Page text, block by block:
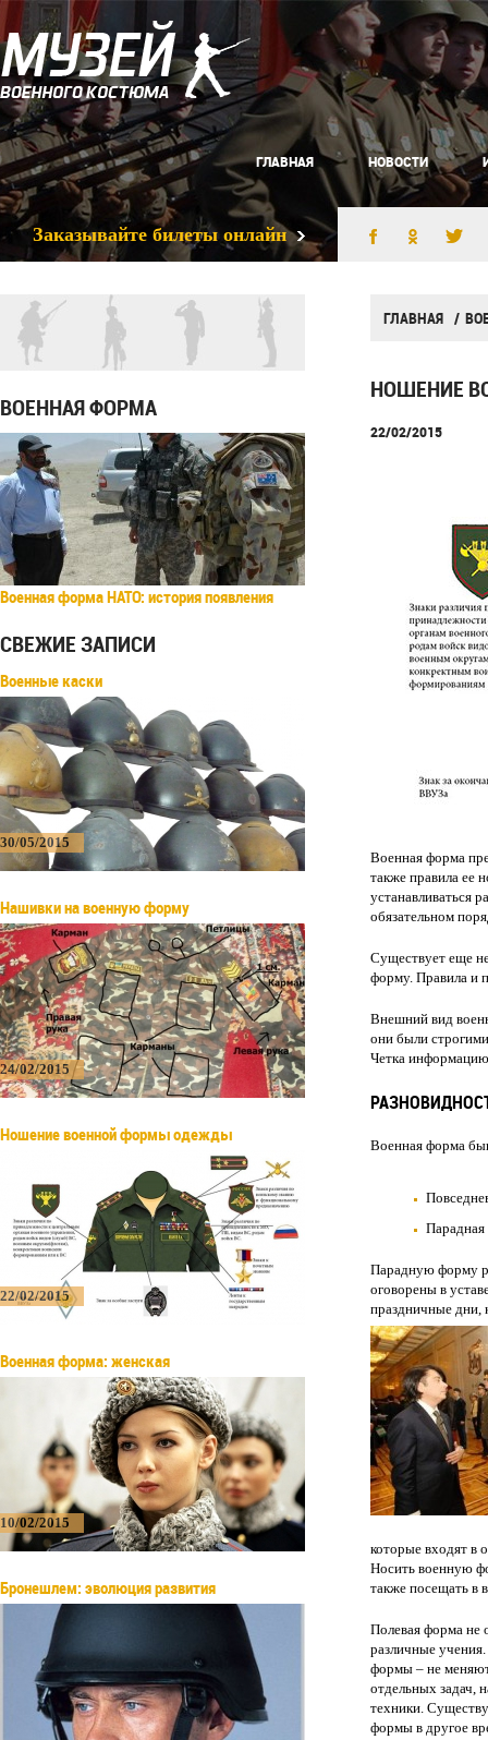
ГЛАВНАЯ НОВОСТИ
Заказывайте билеты онлайн
ВОЕННАЯ ФОРМА
Военная форма НАТО: история появления
СВЕЖИЕ ЗАПИСИ
Военные каски
30/05/2015
Нашивки на военную форму
24/02/2015
Ношение военной формы одежды
22/02/2015
Военная форма: женская
10/02/2015
Бронешлем: эволюция развития
ГЛАВНАЯ
НОШЕНИЕ
22/02/2015
Военная форма
также правила ее
устанавливаться
обязательном
Существует еще
форму. Правила и
Внешний вид
они были
Четка
Военная форма
Парадная
Парадную форму
оговорены в
праздничные дни,
которые входят в
Носить военную
также посещать в
Полевая форма не
различные
формы – не
отдельных задач,
техники.
формы в другое